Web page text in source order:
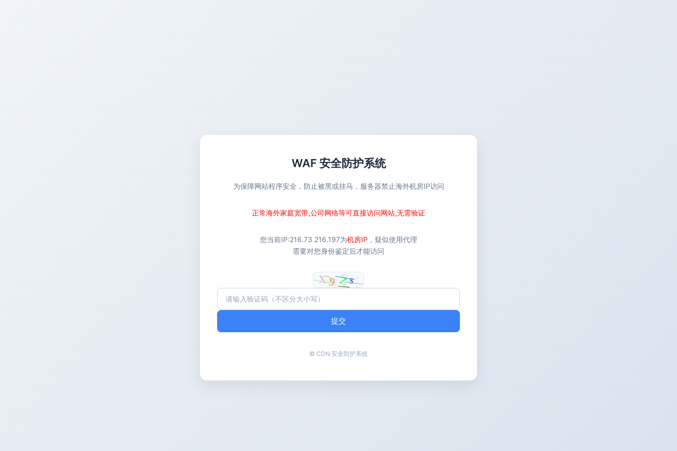
WAF 安全防护系统
为保障网站程序安全，防止被黑或挂马，服务器禁止海外机房IP访问
正常海外家庭宽带,公司网络等可直接访问网站,无需验证
您当前IP:216.73.216.197为机房IP ，疑似使用代理
需要对您身份鉴定后才能访问
提交
© CDN 安全防护系统